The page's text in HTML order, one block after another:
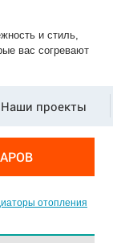
и стиль,
вас согревают
Наши проекты
отопления